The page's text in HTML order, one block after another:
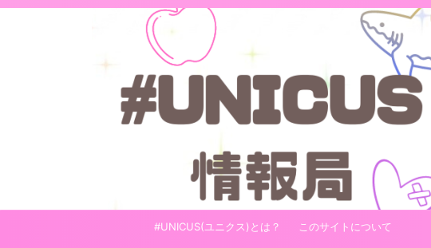
#UNICUS(ユニクス)とは？ このサイトについて